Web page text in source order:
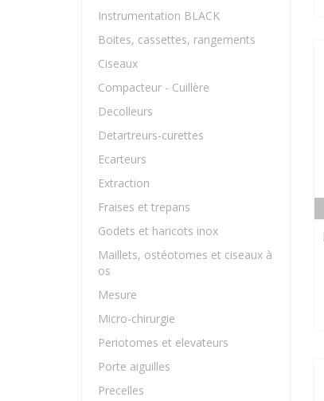
Instrumentation BLACK
Boites, cassettes, rangements
Ciseaux
Compacteur - Cuillère
Decolleurs
Detartreurs-curettes
Ecarteurs
Extraction
Fraises et trepans
Godets et haricots inox
Maillets, ostéotomes et ciseaux à
os
Mesure
Micro-chirurgie
Periotomes et elevateurs
Porte aiguilles
Precelles